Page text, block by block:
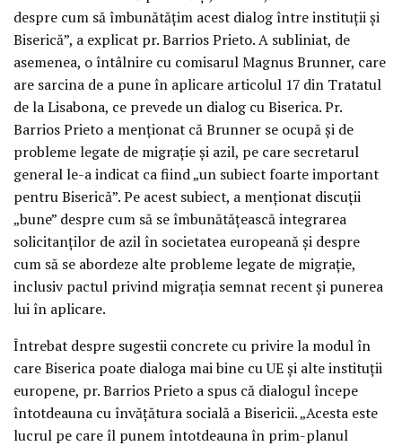
despre cum să îmbunătățim acest dialog între instituții și
Biserică”, a explicat pr. Barrios Prieto. A subliniat, de
asemenea, o întâlnire cu comisarul Magnus Brunner, care
are sarcina de a pune în aplicare articolul 17 din Tratatul
de la Lisabona, ce prevede un dialog cu Biserica. Pr.
Barrios Prieto a menționat că Brunner se ocupă și de
probleme legate de migrație și azil, pe care secretarul
general le-a indicat ca fiind „un subiect foarte important
pentru Biserică”. Pe acest subiect, a menționat discuții
„bune” despre cum să se îmbunătățească integrarea
solicitanților de azil în societatea europeană și despre
cum să se abordeze alte probleme legate de migrație,
inclusiv pactul privind migrația semnat recent și punerea
lui în aplicare.
Întrebat despre sugestii concrete cu privire la modul în
care Biserica poate dialoga mai bine cu UE și alte instituții
europene, pr. Barrios Prieto a spus că dialogul începe
întotdeauna cu învățătura socială a Bisericii. „Acesta este
lucrul pe care îl punem întotdeauna în prim-planul